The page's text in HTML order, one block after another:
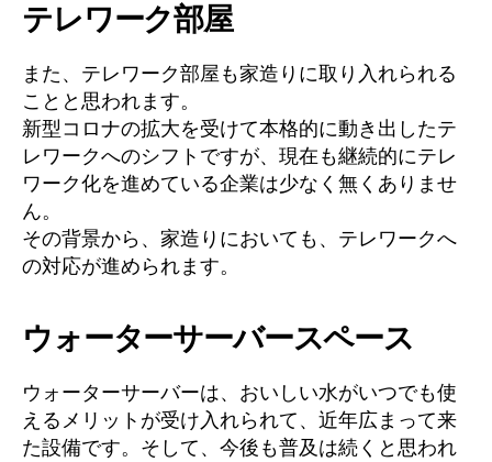
テレワーク部屋
また、テレワーク部屋も家造りに取り入れられる
ことと思われます。
新型コロナの拡大を受けて本格的に動き出したテ
レワークへのシフトですが、現在も継続的にテレ
ワーク化を進めている企業は少なく無くありませ
ん。
その背景から、家造りにおいても、テレワークへ
の対応が進められます。
ウォーターサーバースペース
ウォーターサーバーは、おいしい水がいつでも使
えるメリットが受け入れられて、近年広まって来
た設備です。そして、今後も普及は続くと思われ